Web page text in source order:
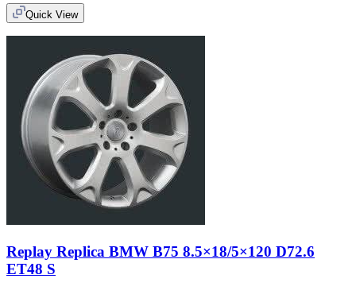
Quick View
Replay Replica BMW B75 8.5×18/5×120 D72.6
ET48 S